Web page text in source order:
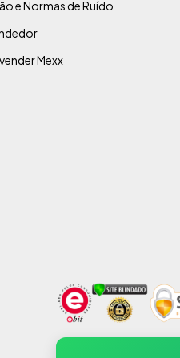
e Normas de Ruído
Mexx